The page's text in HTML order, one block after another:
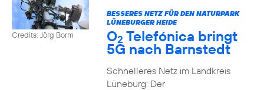
Credits: Jörg Borm
BESSERES NETZ FÜR DEN NATURPARK
LÜNEBURGER HEIDE
O2 Telefónica bringt
5G nach Barnstedt
Schnelleres Netz im Landkreis
Lüneburg: Der